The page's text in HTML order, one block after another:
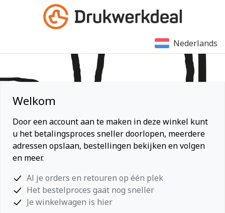
Nederlands
Welkom
Door een account aan te maken in deze winkel kunt
u het betalingsproces sneller doorlopen, meerdere
adressen opslaan, bestellingen bekijken en volgen
en meer.
Al je orders en retouren op één plek
Het bestelproces gaat nog sneller
Je winkelwagen is hier